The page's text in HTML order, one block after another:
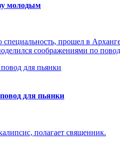
молодым
прошел в
соображениями по
для пьянки
полагает священник.